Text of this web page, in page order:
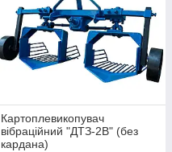
Картоплевикопувач
вібраційний "ДТЗ-2В" (без
кардана)